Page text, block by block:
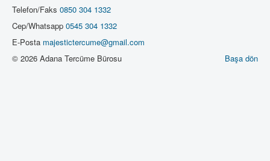
Telefon/Faks 0850 304 1332
Cep/Whatsapp 0545 304 1332
E-Posta majestictercume@gmail.com
Başa dön
© 2026 Adana Tercüme Bürosu